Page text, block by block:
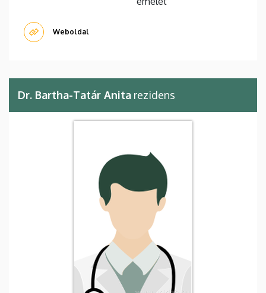
Weboldal
Dr. Bartha-Tatár Anita rezidens